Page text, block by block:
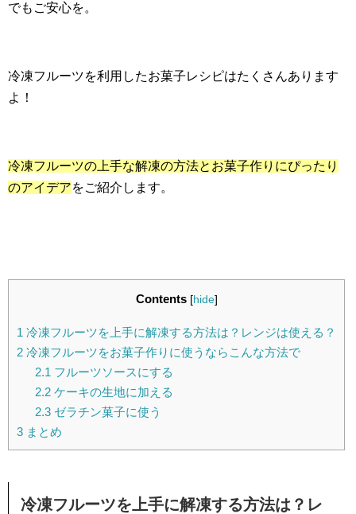
でもご安心を。
冷凍フルーツを利用したお菓子レシピはたくさんあります
よ！
冷凍フルーツの上手な解凍の方法とお菓子作りにぴったり
のアイデアをご紹介します。
Contents [hide]
1 冷凍フルーツを上手に解凍する方法は？レンジは使える？
2 冷凍フルーツをお菓子作りに使うならこんな方法で
2.1 フルーツソースにする
2.2ケーキの生地に加える
2.3ゼラチン菓子に使う
3 まとめ
冷凍フルーツを上手に解凍する方法は？レ